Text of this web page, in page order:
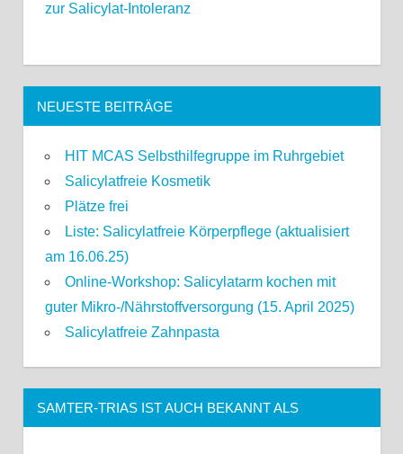
zur Salicylat-Intoleranz
NEUESTE BEITRÄGE
HIT MCAS Selbsthilfegruppe im Ruhrgebiet
Salicylatfreie Kosmetik
Plätze frei
Liste: Salicylatfreie Körperpflege (aktualisiert
am 16.06.25)
Online-Workshop: Salicylatarm kochen mit
guter Mikro-/Nährstoffversorgung (15. April 2025)
Salicylatfreie Zahnpasta
SAMTER-TRIAS IST AUCH BEKANNT ALS